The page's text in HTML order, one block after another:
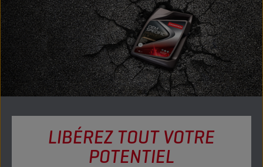
LIBÉREZ TOUT VOTRE
POTENTIEL